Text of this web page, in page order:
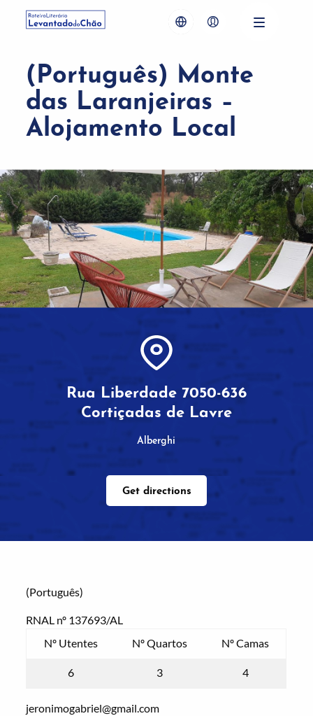
(Português) Monte
das Laranjeiras –
Alojamento Local
Rua Liberdade 7050-636
Cortiçadas de Lavre
Alberghi
Get directions
(Português)
RNAL nº 137693/AL
Nº Utentes
Nº Quartos Nº Camas
6 3 4
jeronimogabriel@gmail.com